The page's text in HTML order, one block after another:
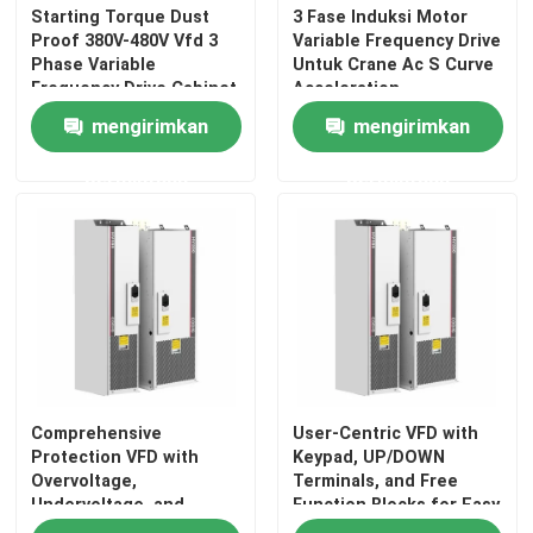
inverter hibrida surya
Starting Torque Dust
Proof 380V-480V Vfd 3
Phase Variable
Frequency Drive Cabinet
System Untuk Crane
mengirimkan
3 Fase Induksi Motor
Variable Frequency Drive
Untuk Crane Ac S Curve
Acceleration
Deceleration
mengirimkan
Comprehensive
Protection VFD with
Overvoltage,
Undervoltage, and
Phase Loss Safety
User-Centric VFD with
Keypad, UP/DOWN
Terminals, and Free
Function Blocks for Easy
Operation and Setup